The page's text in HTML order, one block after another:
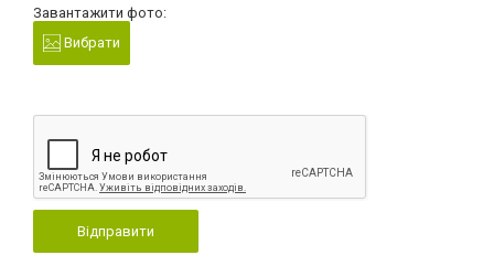
Завантажити фото:
Вибрати
Відправити